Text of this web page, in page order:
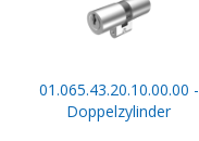
01.065.43.20.10.00.00 -
Doppelzylinder